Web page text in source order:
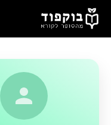
דלג לתוכן הראשי